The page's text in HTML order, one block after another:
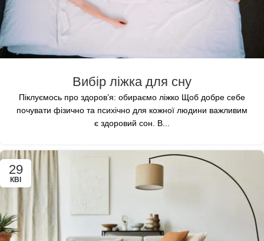
Вибір ліжка для сну
Піклуємось про здоров’я: обираємо ліжко Щоб добре себе
почувати фізично та психічно для кожної людини важливим
є здоровий сон. В...
29
КВІ